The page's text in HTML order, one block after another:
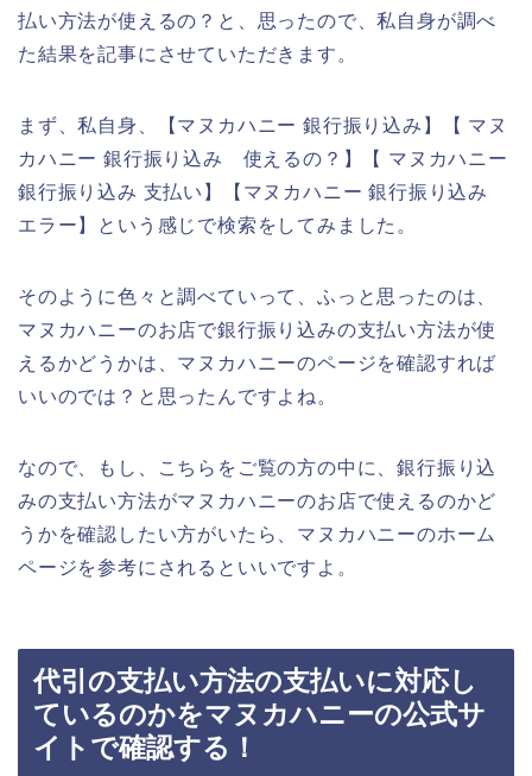
払い方法が使えるの？と、思ったので、私自身が調べ
た結果を記事にさせていただきます。
まず、私自身、【マヌカハニー 銀行振り込み】【 マヌ
カハニー 銀行振り込み 使えるの？】【 マヌカハニー
銀行振り込み 支払い】【マヌカハニー 銀行振り込み
エラー】という感じで検索をしてみました。
そのように色々と調べていって、ふっと思ったのは、
マヌカハニーのお店で銀行振り込みの支払い方法が使
えるかどうかは、マヌカハニーのページを確認すれば
いいのでは？と思ったんですよね。
なので、もし、こちらをご覧の方の中に、銀行振り込
みの支払い方法がマヌカハニーのお店で使えるのかど
うかを確認したい方がいたら、マヌカハニーのホーム
ページを参考にされるといいですよ。
代引の支払い方法の支払いに対応し
ているのかをマヌカハニーの公式サ
イトで確認する！